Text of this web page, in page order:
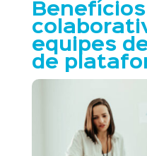
equipes
de